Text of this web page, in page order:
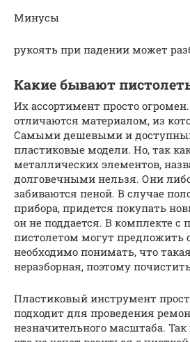
Минусы
рукоять при падении может
Какие бывают
Их ассортимент просто
отличаются материалом, из
Самыми дешевыми и
пластиковые модели. Но, так
металлических элементов,
долговечными нельзя. Они
забиваются пеной. В случае
прибора, придется покупать
он не поддается. В комплекте с
пистолетом могут предложить
необходимо понимать, что
неразборная, поэтому
Пластиковый инструмент
подходит для проведения
незначительного масштаба.